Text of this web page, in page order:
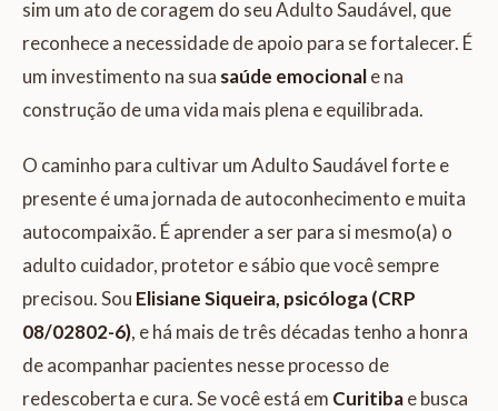
sim um ato de coragem do seu Adulto Saudável, que
reconhece a necessidade de apoio para se fortalecer. É
um investimento na sua saúde emocionale na
construção de uma vida mais plena e equilibrada.
O caminho para cultivar um Adulto Saudável forte e
presente é uma jornada de autoconhecimento e muita
autocompaixão. É aprender a ser para si mesmo(a) o
adulto cuidador, protetor e sábio que você sempre
precisou. Sou Elisiane Siqueira, psicóloga (CRP
08/02802-6), e há mais de três décadas tenho a honra
de acompanhar pacientes nesse processo de
redescoberta e cura. Se você está em Curitibae busca